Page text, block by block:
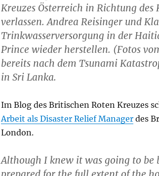
Kreuzes Österreich in Richtung
verlassen. Andrea Reisinger und
Trinkwasserversorgung in der
Prince wieder herstellen. (Fotos
bereits nach dem Tsunami
in Sri Lanka.
Im Blog des Britischen Roten Kreuzes
Arbeit als Disaster Relief Managerdes
London.
Although I knew it was going to be